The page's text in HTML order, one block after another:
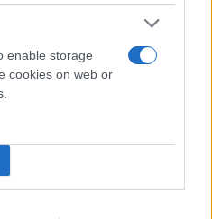
enable storage
cookies on web or
του
στο